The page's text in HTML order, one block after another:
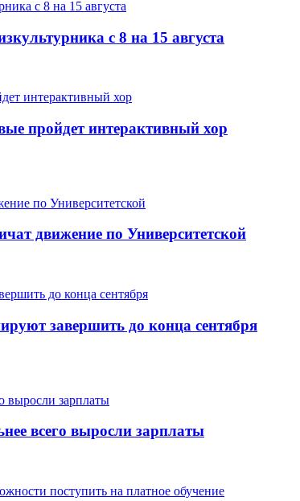
с 8 на 15 августа
пройдет интерактивный хор
движение по Университетской
завершить до конца сентября
всего выросли зарплаты